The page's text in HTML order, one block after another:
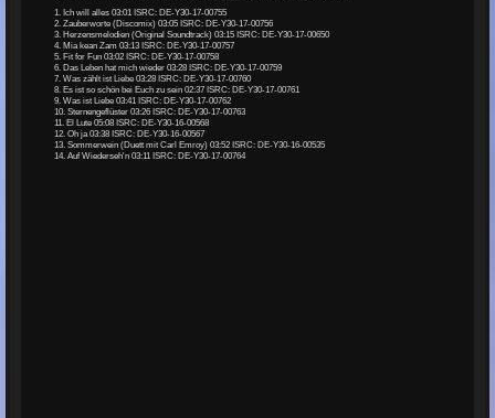
1. Ich will alles 03:01 ISRC: DE-Y30-17-00755
2. Zauberworte (Discomix) 03:05 ISRC: DE-Y30-17-00756
3. Herzensmelodien (Original Soundtrack) 03:15 ISRC: DE-Y30-17-00650
4. Mia kean Zam 03:13 ISRC: DE-Y30-17-00757
5. Fit for Fun 03:02 ISRC: DE-Y30-17-00758
6. Das Leben hat mich wieder 03:28 ISRC: DE-Y30-17-00759
7. Was zählt ist Liebe 03:28 ISRC: DE-Y30-17-00760
8. Es ist so schön bei Euch zu sein 02:37 ISRC: DE-Y30-17-00761
9. Was ist Liebe 03:41 ISRC: DE-Y30-17-00762
10. Sternengeflüster 03:26 ISRC: DE-Y30-17-00763
11. El Lute 05:08 ISRC: DE-Y30-16-00568
12. Oh ja 03:38 ISRC: DE-Y30-16-00567
13. Sommerwein (Duett mit Carl Emroy) 03:52 ISRC: DE-Y30-16-00535
14. Auf Wiederseh'n 03:11 ISRC: DE-Y30-17-00764